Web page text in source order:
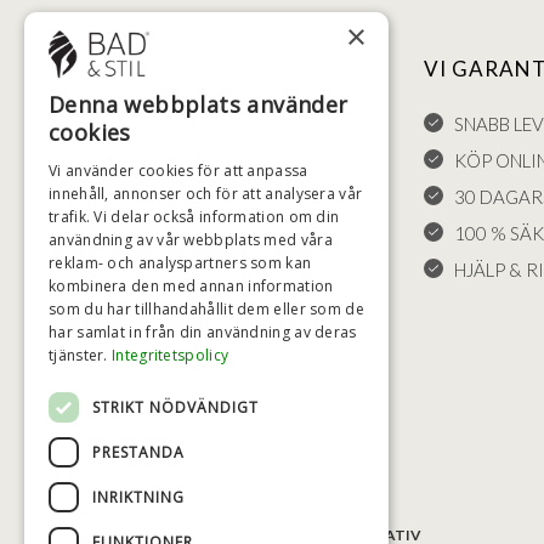
NYTTIGA LÄNKAR
FÖRSÄLJNINGSVILLKOR
LEVERANS OCH RETURER
ÅNGRÄTT
KLAGOMÅL
FRAKT
COOKIE-INSTÄLLNINGAR
VI
SNABB
KÖP
30
100 %
HJÄLP &
BETALNINGSALTERNATIV
×
Denna webbplats använder
cookies
Vi använder cookies för att anpassa
innehåll, annonser och för att analysera vår
trafik. Vi delar också information om din
användning av vår webbplats med våra
reklam- och analyspartners som kan
kombinera den med annan information
som du har tillhandahållit dem eller som de
har samlat in från din användning av deras
tjänster. Integritetspolicy
STRIKT NÖDVÄNDIGT
PRESTANDA
INRIKTNING